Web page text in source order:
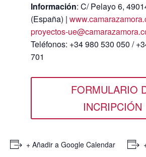
Información: C/ Pelayo 6,
(España) |
proyectos-
Teléfonos: +34 980 530 050 /
701
FORMULARIO
INCRIPCIÓN
+ Añadir a Google Calendar